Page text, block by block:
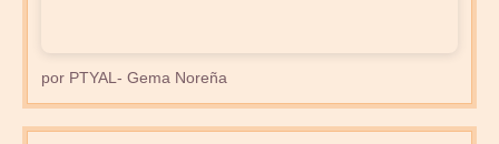
por PTYAL- Gema Noreña